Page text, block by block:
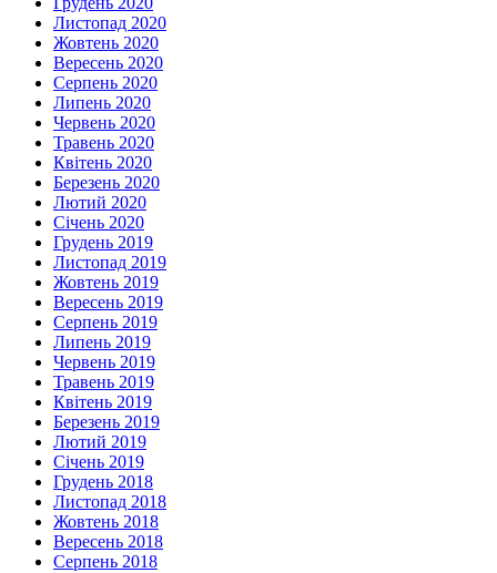
Листопад 2020
Жовтень 2020
Вересень 2020
Серпень 2020
Липень 2020
Червень 2020
Травень 2020
Квітень 2020
Березень 2020
Лютий 2020
Січень 2020
Грудень 2019
Листопад 2019
Жовтень 2019
Вересень 2019
Серпень 2019
Липень 2019
Червень 2019
Травень 2019
Квітень 2019
Березень 2019
Лютий 2019
Січень 2019
Грудень 2018
Листопад 2018
Жовтень 2018
Вересень 2018
Серпень 2018